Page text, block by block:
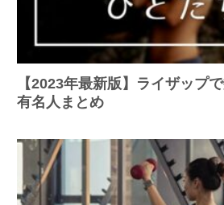
【2023年最新版】ライザップ
有名人まとめ